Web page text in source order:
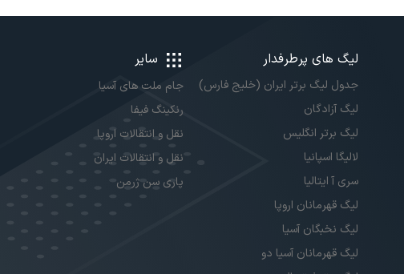
لیگ های پرطرفدار
جدول لیگ برتر ایران (خلیج فارس)
لیگ آزادگان
لیگ برتر انگلیس
لالیگا اسپانیا
سری آ ایتالیا
لیگ قهرمانان اروپا
لیگ نخبگان آسیا
لیگ قهرمانان آسیا دو
سایر
جام ملت های آسیا
رنکینگ فیفا
نقل و انتقالات اروپا
نقل و انتقالات ایران
پاری سن ژرمن